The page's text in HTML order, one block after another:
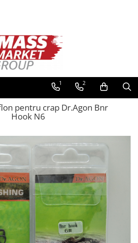
Pluta
Pluta
Pluta
1 2
pentru crap Dr.Agon Bnr
Hook N6